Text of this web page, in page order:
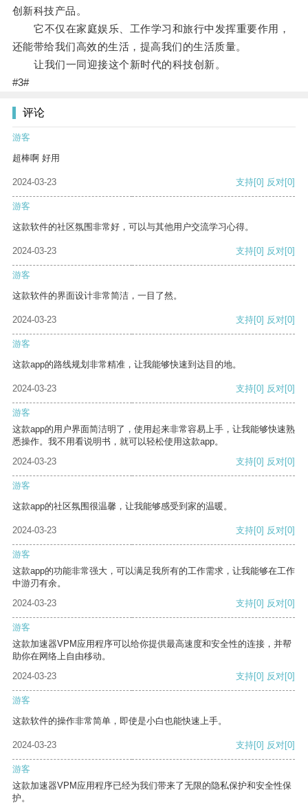
创新科技产品。
它不仅在家庭娱乐、工作学习和旅行中发挥重要作用，
还能带给我们高效的生活，提高我们的生活质量。
让我们一同迎接这个新时代的科技创新。
#3#
评论
游客
超棒啊 好用
2024-03-23 支持[0] 反对[0]
游客
这款软件的社区氛围非常好，可以与其他用户交流学习心得。
2024-03-23 支持[0] 反对[0]
游客
这款软件的界面设计非常简洁，一目了然。
2024-03-23 支持[0] 反对[0]
游客
这款app的路线规划非常精准，让我能够快速到达目的地。
2024-03-23 支持[0] 反对[0]
游客
这款app的用户界面简洁明了，使用起来非常容易上手，让我能够快速熟
悉操作。我不用看说明书，就可以轻松使用这款app。
2024-03-23
支持[0] 反对[0]
游客
这款app的社区氛围很温馨，让我能够感受到家的温暖。
2024-03-23 支持[0] 反对[0]
游客
这款app的功能非常强大，可以满足我所有的工作需求，让我能够在工作
中游刃有余。
2024-03-23
支持[0] 反对[0]
游客
这款加速器VPM应用程序可以给你提供最高速度和安全性的连接，并帮
助你在网络上自由移动。
2024-03-23
支持[0] 反对[0]
游客
这款软件的操作非常简单，即使是小白也能快速上手。
2024-03-23 支持[0] 反对[0]
游客
这款加速器VPM应用程序已经为我们带来了无限的隐私保护和安全性保
护。